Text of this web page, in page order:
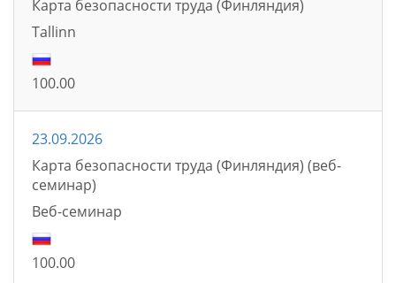
Карта безопасности труда (Финляндия)
Tallinn
100.00
23.09.2026
Карта безопасности труда (Финляндия) (веб-
семинар)
Bеб-семинаp
100.00